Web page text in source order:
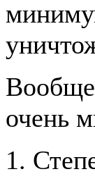
очень
1.